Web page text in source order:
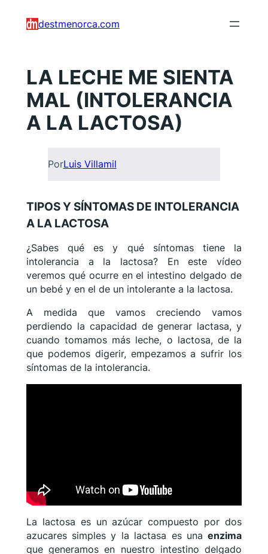
destmenorca.com
LA LECHE ME SIENTA
MAL (INTOLERANCIA
A LA LACTOSA)
PorLuis Villamil
TIPOS Y SÍNTOMAS DE INTOLERANCIA
A LA LACTOSA
¿Sabes qué es y qué síntomas tiene la
intolerancia a la lactosa? En este vídeo
veremos qué ocurre en el intestino delgado de
un bebé y en el de un intolerante a la lactosa.
A medida que vamos creciendo vamos
perdiendo la capacidad de generar lactasa, y
cuando tomamos más leche, o lactosa, de la
que podemos digerir, empezamos a sufrir los
síntomas de la intolerancia.
La lactosa es un azúcar compuesto por dos
azucares simples y la lactasa es unaenzima
que generamos en nuestro intestino delgado